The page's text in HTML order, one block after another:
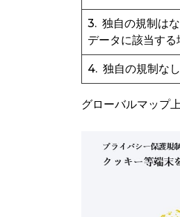
3. 独自の規制は
データに該当する
4. 独自の規制なし
グローバルマップ